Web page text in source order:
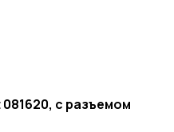
с разъемом